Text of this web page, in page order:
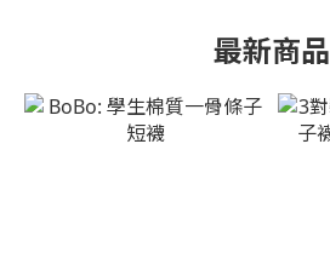
最新商品